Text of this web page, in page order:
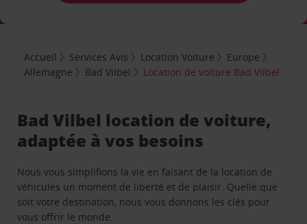
Accueil Services Avis Location Voiture
Europe
Allemagne
Bad Vilbel Location de voiture Bad Vilbel
Bad Vilbel location de voiture,
adaptée à vos besoins
Nous vous simplifions la vie en faisant de la location de
véhicules un moment de liberté et de plaisir. Quelle que
soit votre destination, nous vous donnons les clés pour
vous offrir le monde.